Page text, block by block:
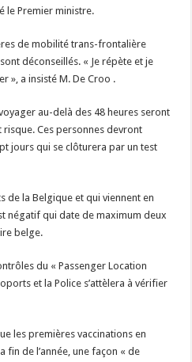
le Premier ministre.
de mobilité trans-frontalière
déconseillés. « Je répète et je
», a insisté M. De Croo .
au-delà des 48 heures seront
risque. Ces personnes devront
jours qui se clôturera par un test
de la Belgique et qui viennent en
négatif qui date de maximum deux
belge.
du « Passenger Location
et la Police s’attèlera à vérifier
les premières vaccinations en
fin de l’année, une façon « de